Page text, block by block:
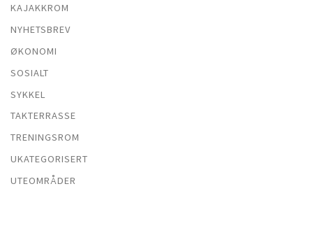
KAJAKKROM
NYHETSBREV
ØKONOMI
SOSIALT
SYKKEL
TAKTERRASSE
TRENINGSROM
UKATEGORISERT
UTEOMRÅDER